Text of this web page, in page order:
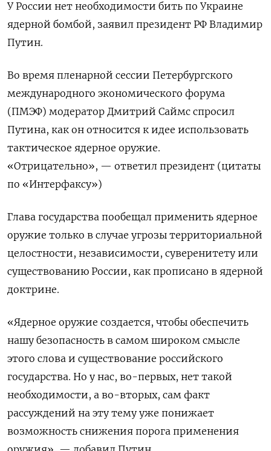
У России нет необходимости бить по Украине
ядерной бомбой, заявил президент РФ Владимир
Путин.
Во время пленарной сессии Петербургского
международного экономического форума
(ПМЭФ) модератор Дмитрий Саймс спросил
Путина, как он относится к идее использовать
тактическое ядерное оружие.
«Отрицательно», — ответил президент (цитаты
по «Интерфаксу»)
Глава государства пообещал применить ядерное
оружие только в случае угрозы территориальной
целостности, независимости, суверенитету или
существованию России, как прописано в ядерной
доктрине.
«Ядерное оружие создается, чтобы обеспечить
нашу безопасность в самом широком смысле
этого слова и существование российского
государства. Но у нас, во-первых, нет такой
необходимости, а во-вторых, сам факт
рассуждений на эту тему уже понижает
возможность снижения порога применения